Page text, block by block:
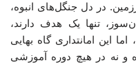
در دل جنگل‌های انبوه،
تنها یک هدف دارند،
این امانتداری گاه بهایی
و نه در هیچ دوره آموزشی